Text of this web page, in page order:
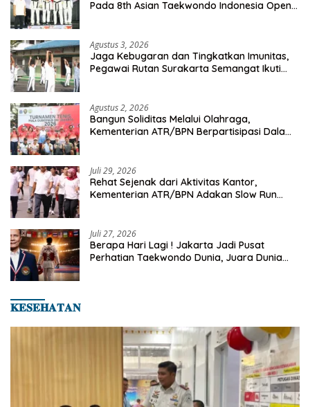
Pada 8th Asian Taekwondo Indonesia Open
Agustus 3, 2026
Jaga Kebugaran dan Tingkatkan Imunitas,
Pegawai Rutan Surakarta Semangat Ikuti
Agustus 2, 2026
Bangun Soliditas Melalui Olahraga,
Kementerian ATR/BPN Berpartisipasi Dalam
Juli 29, 2026
Rehat Sejenak dari Aktivitas Kantor,
Kementerian ATR/BPN Adakan Slow Run
Juli 27, 2026
Berapa Hari Lagi ! Jakarta Jadi Pusat
Perhatian Taekwondo Dunia, Juara Dunia
𝐊𝐄𝐒𝐄𝐇𝐀𝐓𝐀𝐍